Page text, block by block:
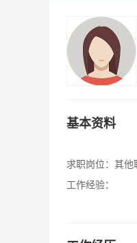
基本资料
求职岗位： 其他
工作经验：